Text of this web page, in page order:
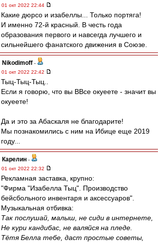
01 окт 2022 22:44
Какие дюрсо и изабеллы... Только портяга!
И именно 72-й красный. В честь года
образования первого и навсегда лучшего и
сильнейшего фанатского движения в Союзе.
Nikodimoff -
01 окт 2022 22:42
Тыц-Тыц-Тыц..
Если я говорю, что вы ВВсе окуеете - значит вы
окуеете!
Да и это за Абаскаля не благодарите!
Мы познакомились с ним на Ибице еще 2019
году...
Карелин -
01 окт 2022 22:32
Рекламная заставка, крупно:
"Фирма "Изабелла Тыц". Производство
бейсбольного инвентаря и аксессуаров".
Музыкальная отбивка:
Так послушай, малыш, не сиди в интернете,
Не кури кандибас, не валяйся на пледе.
Тётя Белла тебе, даст простые советы,